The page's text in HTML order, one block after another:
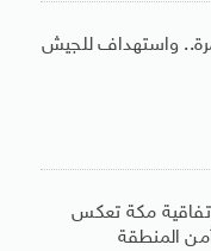
واستهداف للجيش
مكة تعكس
أمن المنطقة